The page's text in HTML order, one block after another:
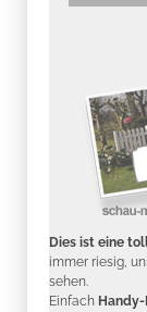
Dies ist eine
immer riesig,
sehen.
Einfach